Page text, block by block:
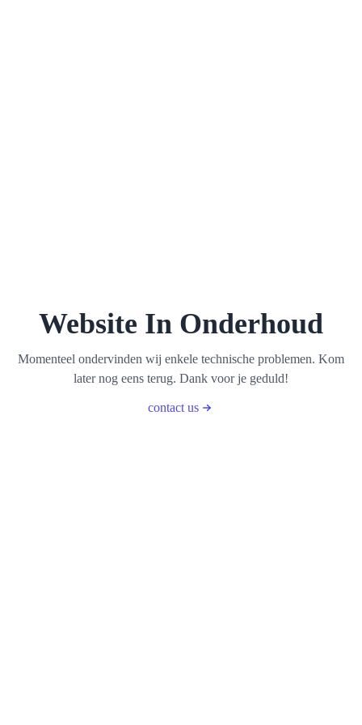
Website In Onderhoud
Momenteel ondervinden wij enkele technische problemen. Kom
later nog eens terug. Dank voor je geduld!
contact us